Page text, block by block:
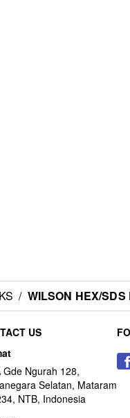
/ WILSON HEX/
US
Gde Ngurah 128,
Selatan, Mataram
NTB, Indonesia